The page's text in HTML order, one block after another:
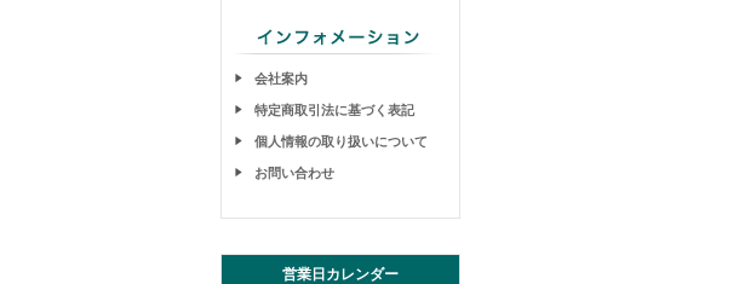
会社案内
特定商取引法に基づく表記
個人情報の取り扱いについて
お問い合わせ
営業日カレンダー